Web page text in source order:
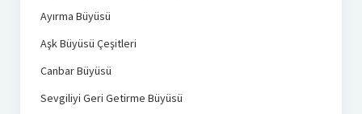
Ayırma Büyüsü
Aşk Büyüsü Çeşitleri
Canbar Büyüsü
Sevgiliyi Geri Getirme Büyüsü